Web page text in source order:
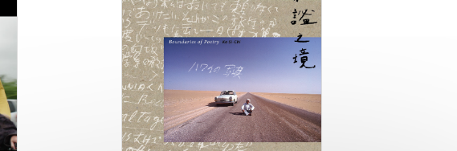
分級: 普遍級
片長: 23 min
發音: 華語
發行: 2020-12
導演: 監製：國立臺灣美術館 製
作：風景映畫創作社